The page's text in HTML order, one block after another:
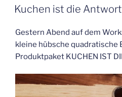
AM
Kuchen ist die
Gestern Abend auf dem
kleine hübsche quadratische
Produktpaket KUCHEN IST